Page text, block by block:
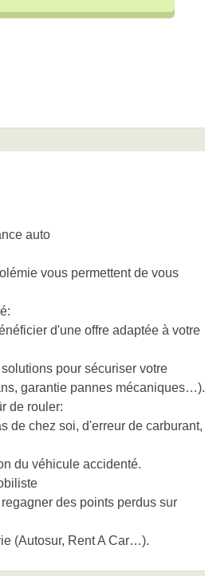
auto
vous permettent de vous
d'une offre adaptée à votre
pour sécuriser votre
garantie pannes mécaniques…).
de rouler:
de chez soi, d'erreur de carburant,
du véhicule accidenté.
des points perdus sur
(Autosur, Rent A Car…).